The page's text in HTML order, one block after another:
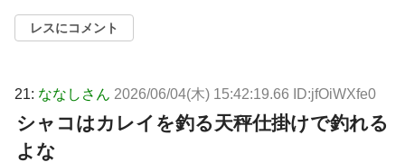
レスにコメント
21: ななしさん 2026/06/04(木) 15:42:19.66 ID:jfOiWXfe0
シャコはカレイを釣る天秤仕掛けで釣れる
よな